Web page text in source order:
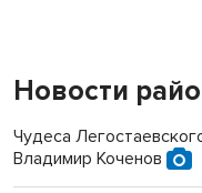
Новости
Чудеса
Владимир Коченов